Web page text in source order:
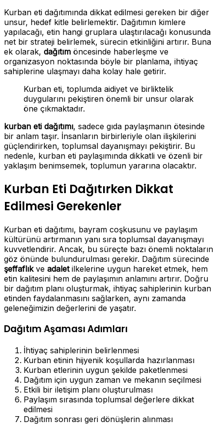
Kurban eti dağıtımında dikkat edilmesi gereken bir diğer
unsur, hedef kitle belirlemektir. Dağıtımın kimlere
yapılacağı, etin hangi gruplara ulaştırılacağı konusunda
net bir strateji belirlemek, sürecin etkinliğini artırır. Buna
ek olarak, dağıtım öncesinde haberleşme ve
organizasyon noktasında böyle bir planlama, ihtiyaç
sahiplerine ulaşmayı daha kolay hale getirir.
Kurban eti, toplumda aidiyet ve birliktelik
duygularını pekiştiren önemli bir unsur olarak
öne çıkmaktadır.
kurban eti dağıtımı, sadece gıda paylaşmanın ötesinde
bir anlam taşır. İnsanların birbirleriyle olan ilişkilerini
güçlendirirken, toplumsal dayanışmayı pekiştirir. Bu
nedenle, kurban eti paylaşımında dikkatli ve özenli bir
yaklaşım benimsemek, toplumun yararına olacaktır.
Kurban Eti Dağıtırken Dikkat
Edilmesi Gerekenler
Kurban eti dağıtımı, bayram coşkusunu ve paylaşım
kültürünü artırmanın yanı sıra toplumsal dayanışmayı
kuvvetlendirir. Ancak, bu süreçte bazı önemli noktaların
göz önünde bulundurulması gerekir. Dağıtım sürecinde
şeffaflıkve adaletilkelerine uygun hareket etmek, hem
etin kalitesini hem de paylaşımın anlamını artırır. Doğru
bir dağıtım planı oluşturmak, ihtiyaç sahiplerinin kurban
etinden faydalanmasını sağlarken, aynı zamanda
geleneğimizin değerlerini de yaşatır.
Dağıtım Aşaması Adımları
İhtiyaç sahiplerinin belirlenmesi
Kurban etinin hijyenik koşullarda hazırlanması
Kurban etlerinin uygun şekilde paketlenmesi
Dağıtım için uygun zaman ve mekanın seçilmesi
Etkili bir iletişim planı oluşturulması
Paylaşım sırasında toplumsal değerlere dikkat
edilmesi
Dağıtım sonrası geri dönüşlerin alınması